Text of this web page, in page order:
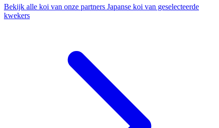
Bekijk alle koi van onze partners Japanse koi van geselecteerde
kwekers